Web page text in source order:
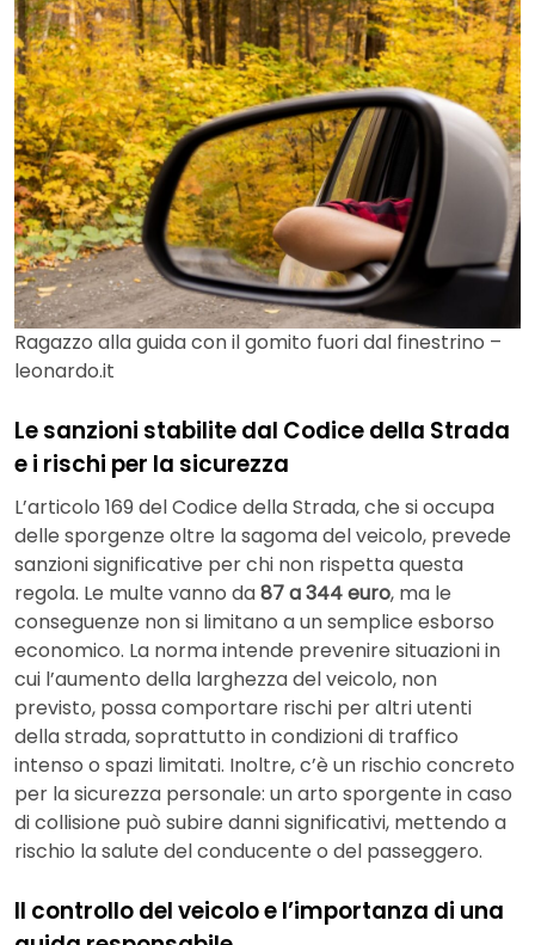
Ragazzo alla guida con il gomito fuori dal finestrino –
leonardo.it
Le sanzioni stabilite dal Codice della Strada
e i rischi per la sicurezza
L’articolo 169 del Codice della Strada, che si occupa
delle sporgenze oltre la sagoma del veicolo, prevede
sanzioni significative per chi non rispetta questa
regola. Le multe vanno da87 a 344 euro, ma le
conseguenze non si limitano a un semplice esborso
economico. La norma intende prevenire situazioni in
cui l’aumento della larghezza del veicolo, non
previsto, possa comportare rischi per altri utenti
della strada, soprattutto in condizioni di traffico
intenso o spazi limitati. Inoltre, c’è un rischio concreto
per la sicurezza personale: un arto sporgente in caso
di collisione può subire danni significativi, mettendo a
rischio la salute del conducente o del passeggero.
Il controllo del veicolo e l’importanza di una